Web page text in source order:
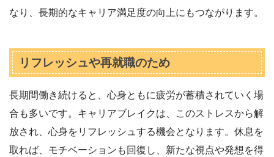
なり、長期的なキャリア満足度の向上にもつながります。
リフレッシュや再就職のため
長期間働き続けると、心身ともに疲労が蓄積されていく場
合も多いです。キャリアブレイクは、このストレスから解
放され、心身をリフレッシュする機会となります。休息を
取れば、モチベーションも回復し、新たな視点や発想を得